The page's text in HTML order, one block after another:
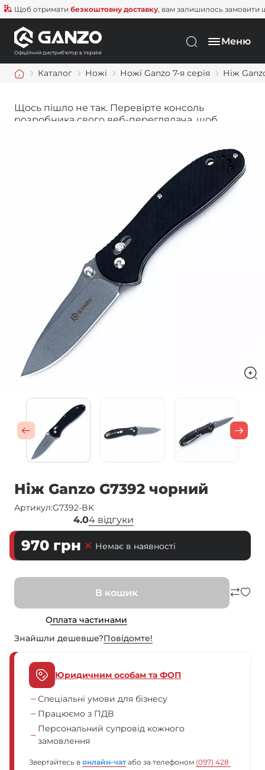
отриматибезкоштовну доставку, вам залишилось замовити ще
Меню
Каталог Ножі Ножі Ganzo 7-я серія Ніж
Щось пішло не так. Перевірте консоль
розробника свого веб-переглядача, щоб
Ніж Ganzo G7392 чорний
Артикул:G7392-BK
4.04 відгуки
970 грн Немає в наявності
В кошик
Оплата частинами
Знайшли дешевше?Повiдомте!
Юридичним особам та ФОП
Спеціальні умови для бізнесу
Працюємо з ПДВ
Персональний супровід кожного
замовлення
Звертайтесь в онлайн-чат або за телефоном (097) 428